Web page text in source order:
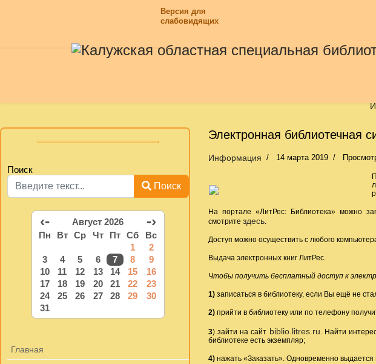
Версия для
слабовидящих
Поиск
Поиск
‹- Август 2026 -›
Пн Вт Ср Чт Пт Сб
Вс
1
2
3
4 5 6 7 8
9
10
11 12 13 14 15
16
17
18 19 20 21 22
23
24
25 26 27 28 29
30
31
Главная
Электронная библиотечная
Информация 14 марта 2019
На портале «ЛитРес: Библиотека» можно
смотрите здесь.
Доступ можно осуществить с любого
Выдача электронных книг ЛитРес.
Чтобы получить бесплатный доступ к
1) записаться в библиотеку, если Вы ещё не
2) прийти в библиотеку или по телефону
3) зайти на сайт biblio.litres.ru. Найти
библиотеке есть экземпляр;
4) нажать «Заказать». Одновременно выдается